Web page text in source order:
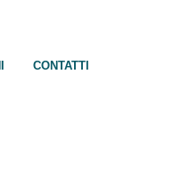
CONTATTI